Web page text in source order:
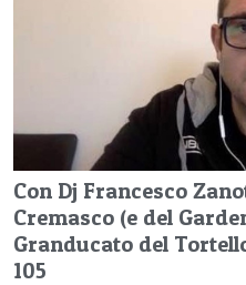
Con Dj Francesco
Cremasco (e del
Granducato del
105